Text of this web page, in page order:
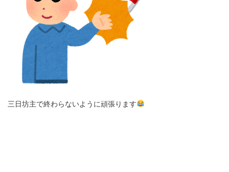
三日坊主で終わらないように頑張ります